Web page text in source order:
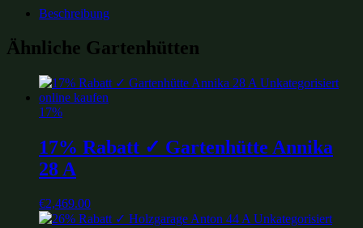
Beschreibung
Ähnliche Gartenhütten
17%
17% Rabatt ✓ Gartenhütte Annika
28 A
€2,469.00